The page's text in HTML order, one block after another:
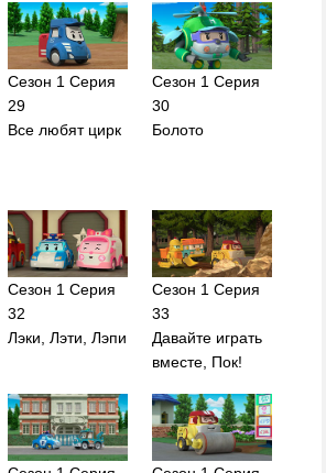
Сезон 1 Серия
29
Все любят цирк
Сезон 1 Серия
30
Болото
Сезон 1 Серия
32
Лэки, Лэти, Лэпи
Сезон 1 Серия
33
Давайте играть
вместе, Пок!